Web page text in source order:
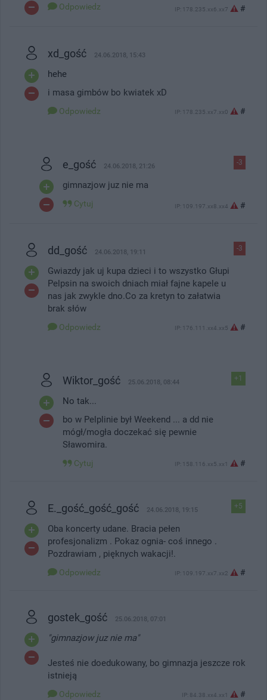
Odpowiedz IP: 178.235.xx6.xx7 #
xd_gość 24.06.2018, 15:43
hehe
i masa gimbów bo kwiatek xD
Odpowiedz IP: 178.235.xx7.xx0 #
-3
e_gość 24.06.2018, 21:26
gimnazjow juz nie ma
Cytuj IP: 109.197.xx8.xx4 #
-3
dd_gość 24.06.2018, 19:11
Gwiazdy jak uj kupa dzieci i to wszystko Głupi
Pelpsin na swoich dniach miał fajne kapele u
nas jak zwykle dno.Co za kretyn to załatwia
brak słów
Odpowiedz IP: 176.111.xx4.xx5 #
+1
Wiktor_gość 25.06.2018, 08:44
No tak...
bo w Pelplinie był Weekend ... a dd nie
mógł/mogła doczekać się pewnie
Sławomira.
Cytuj IP: 158.116.xx5.xx1 #
+5
E._gość_gość_gość 24.06.2018, 19:15
Oba koncerty udane. Bracia pełen
profesjonalizm . Pokaz ognia- coś innego .
Pozdrawiam , pięknych wakacji!.
Odpowiedz IP: 109.197.xx7.xx2 #
gostek_gość 25.06.2018, 07:01
"gimnazjow juz nie ma"
Jesteś nie doedukowany, bo gimnazja jeszcze rok
istnieją
Odpowiedz IP: 84.38.xx4.xx1 #